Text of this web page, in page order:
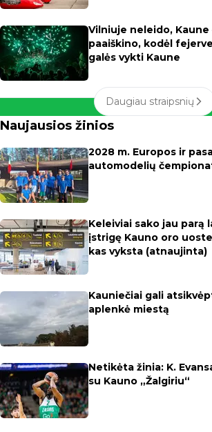
Vilniuje neleido, Kaune
paaiškino, kodėl
galės vykti Kaune
Daugiau straipsnių
Naujausios žinios
2028 m. Europos ir
automodelių
Keleiviai sako jau parą
įstrigę Kauno oro
kas vyksta (atnaujinta)
Kauniečiai gali
aplenkė miestą
Netikėta žinia: K.
su Kauno „Žalgiriu“